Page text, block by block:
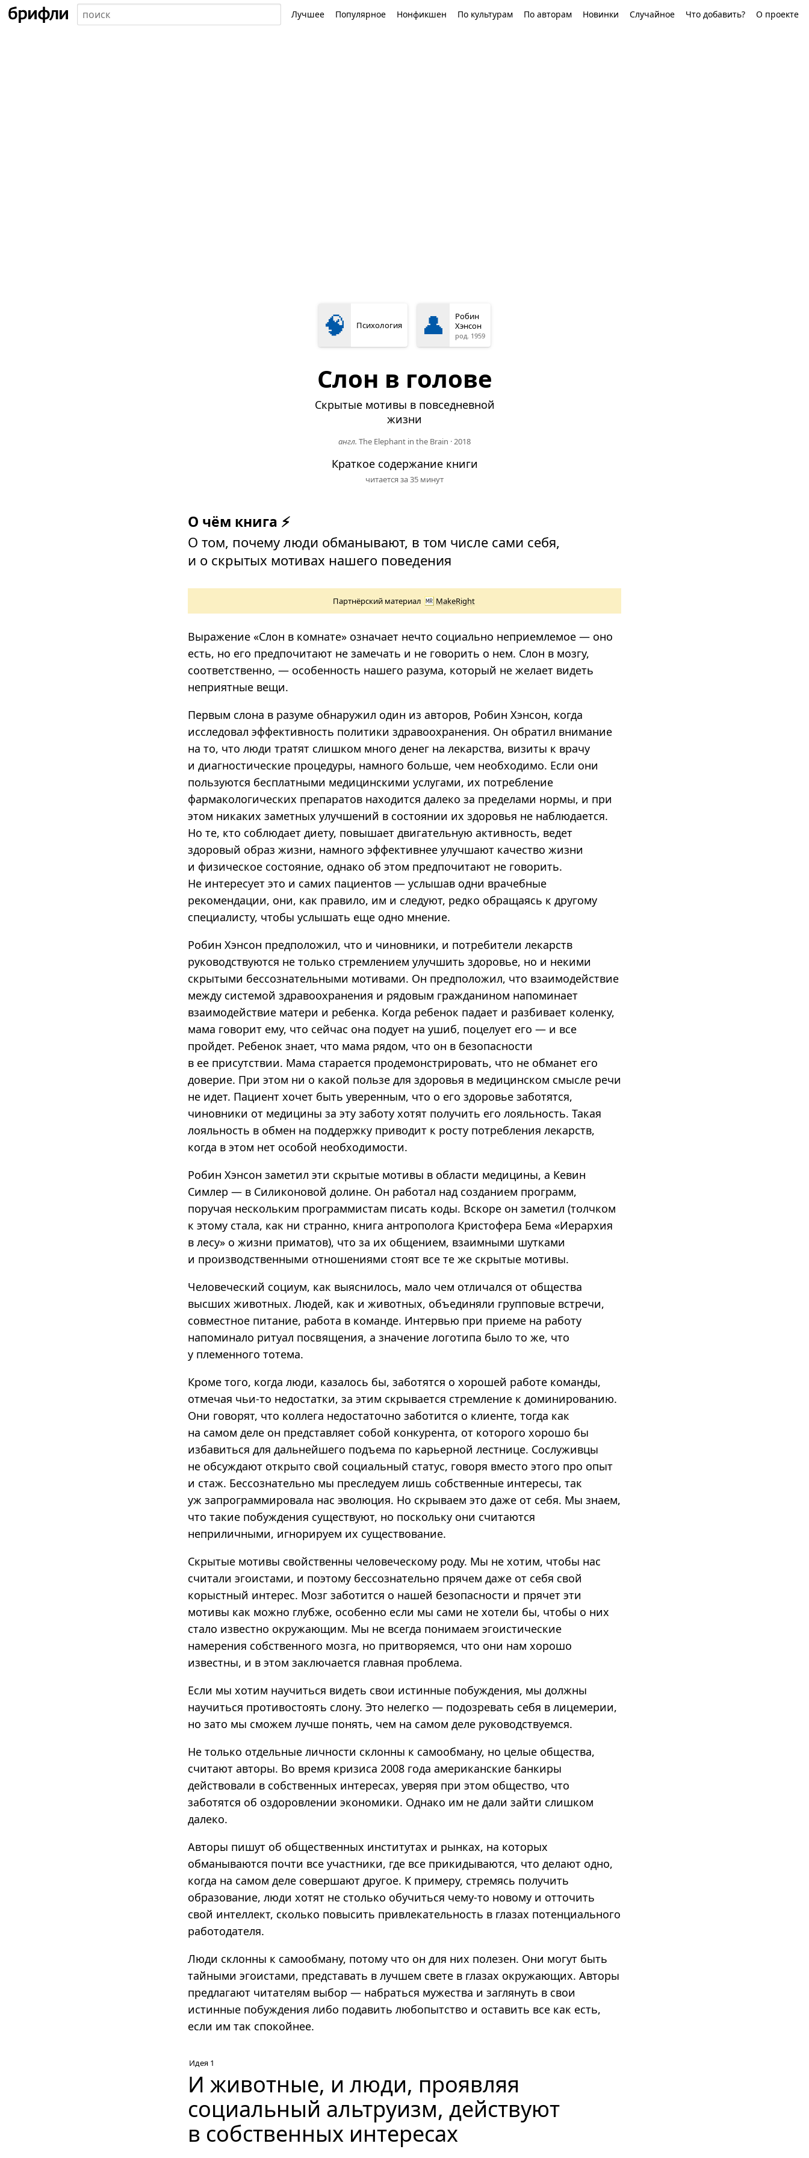
Лучшее Популярное Нонфикшен По культурам По авторам Новинки Случайное Что добавить? О проекте
🧠 Психология 👤
Робин
Хэнсон
род. 1959
Слон в голове
Скрытые мотивы в повседневной
жизни
англ. The Elephant in the Brain ·2018
Краткое содержание книги
читается за 35 минут
О чём книга ⚡
О том, почему люди обманывают, в том числе сами себя,
и о скрытых мотивах нашего поведения
Партнёрский материал MakeRight
Выражение «Слон в комнате» означает нечто социально неприемлемое — оно
есть, но его предпочитают не замечать и не говорить о нем. Слон в мозгу,
соответственно, — особенность нашего разума, который не желает видеть
неприятные вещи.
Первым слона в разуме обнаружил один из авторов, Робин Хэнсон, когда
исследовал эффективность политики здравоохранения. Он обратил внимание
на то, что люди тратят слишком много денег на лекарства, визиты к врачу
и диагностические процедуры, намного больше, чем необходимо. Если они
пользуются бесплатными медицинскими услугами, их потребление
фармакологических препаратов находится далеко за пределами нормы, и при
этом никаких заметных улучшений в состоянии их здоровья не наблюдается.
Но те, кто соблюдает диету, повышает двигательную активность, ведет
здоровый образ жизни, намного эффективнее улучшают качество жизни
и физическое состояние, однако об этом предпочитают не говорить.
Не интересует это и самих пациентов — услышав одни врачебные
рекомендации, они, как правило, им и следуют, редко обращаясь к другому
специалисту, чтобы услышать еще одно мнение.
Робин Хэнсон предположил, что и чиновники, и потребители лекарств
руководствуются не только стремлением улучшить здоровье, но и некими
скрытыми бессознательными мотивами. Он предположил, что взаимодействие
между системой здравоохранения и рядовым гражданином напоминает
взаимодействие матери и ребенка. Когда ребенок падает и разбивает коленку,
мама говорит ему, что сейчас она подует на ушиб, поцелует его — и все
пройдет. Ребенок знает, что мама рядом, что он в безопасности
в ее присутствии. Мама старается продемонстрировать, что не обманет его
доверие. При этом ни о какой пользе для здоровья в медицинском смысле речи
не идет. Пациент хочет быть уверенным, что о его здоровье заботятся,
чиновники от медицины за эту заботу хотят получить его лояльность. Такая
лояльность в обмен на поддержку приводит к росту потребления лекарств,
когда в этом нет особой необходимости.
Робин Хэнсон заметил эти скрытые мотивы в области медицины, а Кевин
Симлер — в Силиконовой долине. Он работал над созданием программ,
поручая нескольким программистам писать коды. Вскоре он заметил (толчком
к этому стала, как ни странно, книга антрополога Кристофера Бема «Иерархия
в лесу» о жизни приматов), что за их общением, взаимными шутками
и производственными отношениями стоят все те же скрытые мотивы.
Человеческий социум, как выяснилось, мало чем отличался от общества
высших животных. Людей, как и животных, объединяли групповые встречи,
совместное питание, работа в команде. Интервью при приеме на работу
напоминало ритуал посвящения, а значение логотипа было то же, что
у племенного тотема.
Кроме того, когда люди, казалось бы, заботятся о хорошей работе команды,
отмечая чьи-то недостатки, за этим скрывается стремление к доминированию.
Они говорят, что коллега недостаточно заботится о клиенте, тогда как
на самом деле он представляет собой конкурента, от которого хорошо бы
избавиться для дальнейшего подъема по карьерной лестнице. Сослуживцы
не обсуждают открыто свой социальный статус, говоря вместо этого про опыт
и стаж. Бессознательно мы преследуем лишь собственные интересы, так
уж запрограммировала нас эволюция. Но скрываем это даже от себя. Мы знаем,
что такие побуждения существуют, но поскольку они считаются
неприличными, игнорируем их существование.
Скрытые мотивы свойственны человеческому роду. Мы не хотим, чтобы нас
считали эгоистами, и поэтому бессознательно прячем даже от себя свой
корыстный интерес. Мозг заботится о нашей безопасности и прячет эти
мотивы как можно глубже, особенно если мы сами не хотели бы, чтобы о них
стало известно окружающим. Мы не всегда понимаем эгоистические
намерения собственного мозга, но притворяемся, что они нам хорошо
известны, и в этом заключается главная проблема.
Если мы хотим научиться видеть свои истинные побуждения, мы должны
научиться противостоять слону. Это нелегко — подозревать себя в лицемерии,
но зато мы сможем лучше понять, чем на самом деле руководствуемся.
Не только отдельные личности склонны к самообману, но целые общества,
считают авторы. Во время кризиса 2008 года американские банкиры
действовали в собственных интересах, уверяя при этом общество, что
заботятся об оздоровлении экономики. Однако им не дали зайти слишком
далеко.
Авторы пишут об общественных институтах и рынках, на которых
обманываются почти все участники, где все прикидываются, что делают одно,
когда на самом деле совершают другое. К примеру, стремясь получить
образование, люди хотят не столько обучиться чему-то новому и отточить
свой интеллект, сколько повысить привлекательность в глазах потенциального
работодателя.
Люди склонны к самообману, потому что он для них полезен. Они могут быть
тайными эгоистами, представать в лучшем свете в глазах окружающих. Авторы
предлагают читателям выбор — набраться мужества и заглянуть в свои
истинные побуждения либо подавить любопытство и оставить все как есть,
если им так спокойнее.
Идея 1
И животные, и люди, проявляя
социальный альтруизм, действуют
в собственных интересах